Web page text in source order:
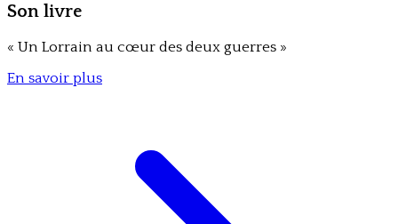
Son livre
« Un Lorrain au cœur des deux guerres »
En savoir plus